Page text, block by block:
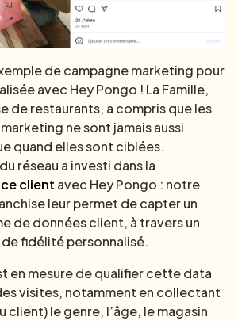
de campagne marketing pour
avec Hey Pongo ! La Famille,
de restaurants, a compris que les
ne sont jamais aussi
quand elles sont ciblées.
réseau a investi dans la
client avec Hey Pongo : notre
leur permet de capter un
de données client, à travers un
fidélité personnalisé.
en mesure de qualifier cette data
visites, notamment en collectant
client) le genre, l’âge, le magasin